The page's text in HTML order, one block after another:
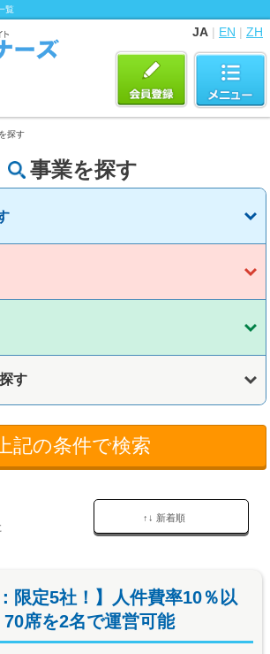
覧
JA | EN | ZH
探す
事業を探す
す
記の条件で検索
↑↓ 新着順
限定5社！】人件費率10％以
席を2名で運営可能